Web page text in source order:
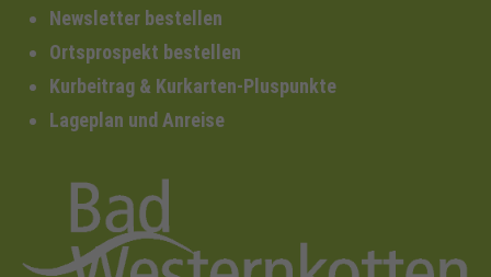
Newsletter bestellen
Ortsprospekt bestellen
Kurbeitrag & Kurkarten-Pluspunkte
Lageplan und Anreise